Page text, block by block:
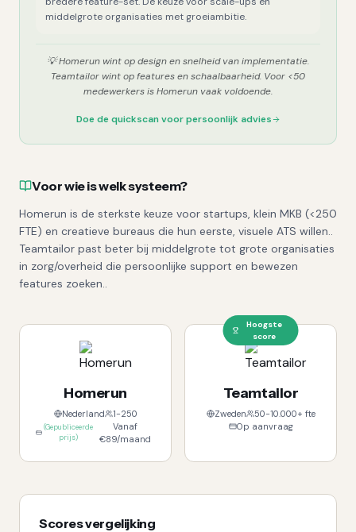
middelgrote organisaties met groeiambitie.
💡Homerun wint op design en snelheid van implementatie.
Teamtailor wint op features en schaalbaarheid. Voor <50
medewerkers is Homerun vaak voldoende.
Doe de quickscan voor persoonlijk advies
Voor wie is welk systeem?
Homerun is de sterkste keuze voor startups, klein MKB (<250
FTE) en creatieve bureaus die hun eerste, visuele ATS willen..
Teamtailor past beter bij middelgrote tot grote organisaties
in zorg/overheid die persoonlijke support en bewezen
features zoeken..
Homerun
Nederland 1-250
(Gepubliceerde
prijs)
Vanaf
€89/maand
Hoogste
score
Teamtailor
Zweden
50-10.000+ fte
Op aanvraag
Scores vergelijking